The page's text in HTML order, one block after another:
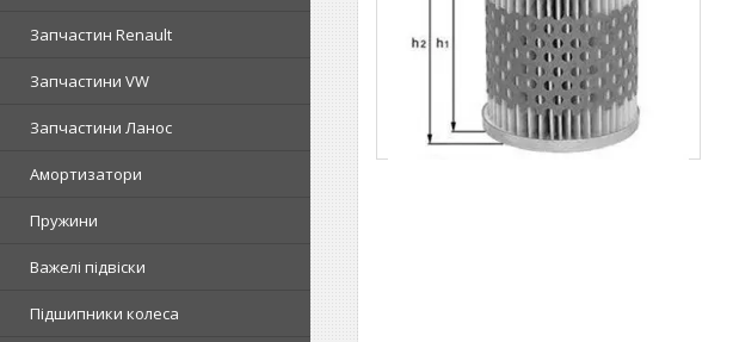
Запчастин Renault
Запчастини VW
Запчастини Ланос
Амортизатори
Пружини
Важелі підвіски
Підшипники колеса